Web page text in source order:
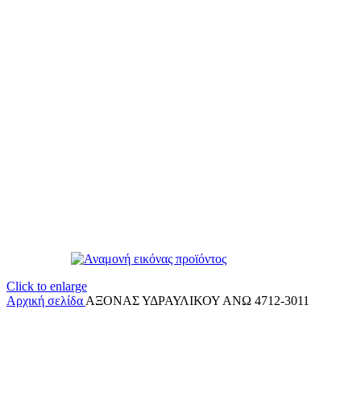
Click to enlarge
Αρχική σελίδα ΑΞΟΝΑΣ ΥΔΡΑΥΛΙΚΟΥ ΑΝΩ 4712-3011